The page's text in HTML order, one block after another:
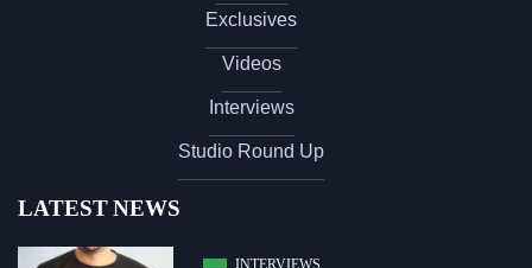
Exclusives
Videos
Interviews
Studio Round Up
LATEST NEWS
INTERVIEWS